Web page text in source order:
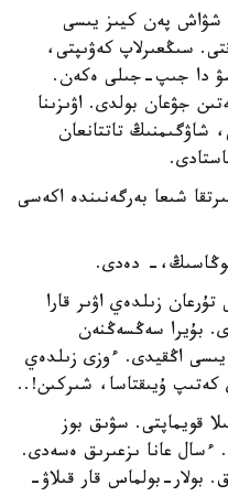
شۋاش پەن كيىز يىسى
سىڭعىرلاپ كەۋىپتى،
دا جىپ-جىلى ەكەن.
جۋعان بولدى. اۋىزىنا
شاۋگىمنىڭ تاتتانعان
شىعا بەرگەنىندە اكەسى
دەدى.
زىلدەي اۋىر قارا
بۇيرا سەڭسەڭنەن
اڭقيدى. ءوزى زىلدەي
ۇيىقتاسا، شىركىن!..
قويماپتى. سۋىق بوز
ءسال عانا ىزعىرىق ەسەدى.
بولار-بولماس قار قىلاۋ-